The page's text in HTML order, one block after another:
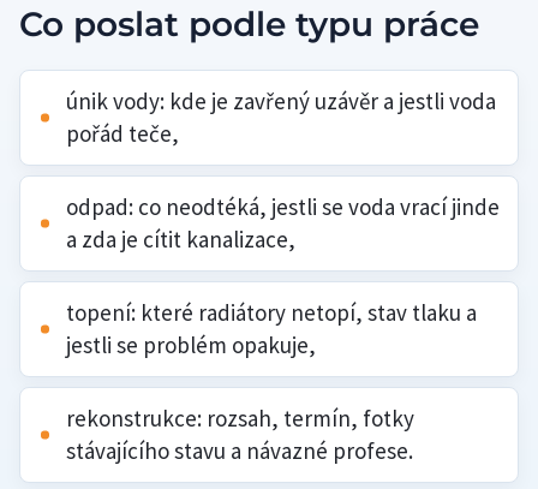
Co poslat podle typu práce
únik vody: kde je zavřený uzávěr a jestli voda
pořád teče,
odpad: co neodtéká, jestli se voda vrací jinde
a zda je cítit kanalizace,
topení: které radiátory netopí, stav tlaku a
jestli se problém opakuje,
rekonstrukce: rozsah, termín, fotky
stávajícího stavu a návazné profese.